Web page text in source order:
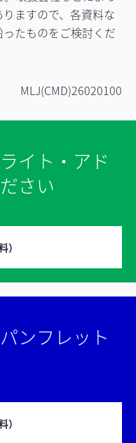
ますので、各資料な
たものをご検討くだ
MLJ(CMD)26020100
イト・アド
さい
）
ンフレット
）